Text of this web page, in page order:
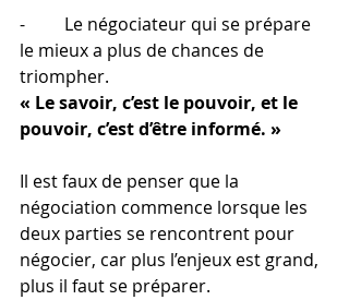
-         Le négociateur qui se prépare
le mieux a plus de chances de
triompher.
« Le savoir, c’est le pouvoir, et le
pouvoir, c’est d’être informé. »
Il est faux de penser que la
négociation commence lorsque les
deux parties se rencontrent pour
négocier, car plus l’enjeux est grand,
plus il faut se préparer.